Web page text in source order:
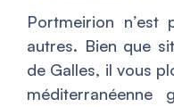
Portmeirion
autres. Bien que
de Galles, il vous